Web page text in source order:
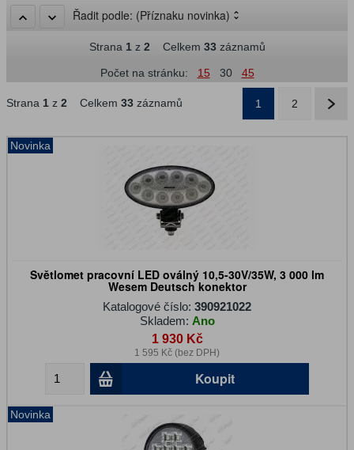
Řadit podle: (Příznaku novinka)
Strana 1z 2 Celkem 33záznamů
Počet na stránku: 15 30 45
Strana 1 z 2 Celkem 33 záznamů 1 2
Novinka
Světlomet pracovní LED oválný 10,5-30V/35W, 3 000 lm
Wesem Deutsch konektor
Katalogové číslo: 390921022
Skladem: Ano
1 930 Kč
1 595 Kč (bez DPH)
Koupit
Novinka